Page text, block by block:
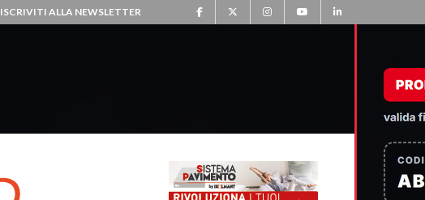
ISCRIVITI ALLA NEWSLETTER